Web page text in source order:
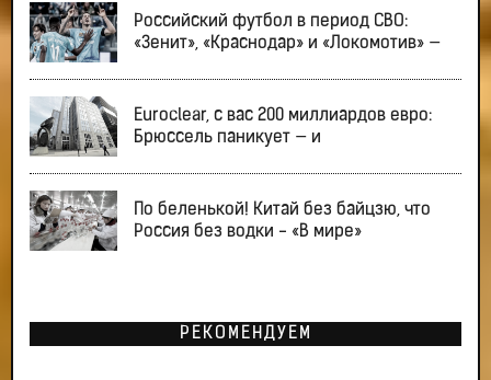
Российский футбол в период СВО:
«Зенит», «Краснодар» и «Локомотив» —
Euroclear, с вас 200 миллиардов евро:
Брюссель паникует — и
По беленькой! Китай без байцзю, что
Россия без водки - «В мире»
РЕКОМЕНДУЕМ